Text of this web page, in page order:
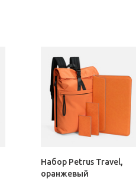
Набор Petrus Travel,
оранжевый